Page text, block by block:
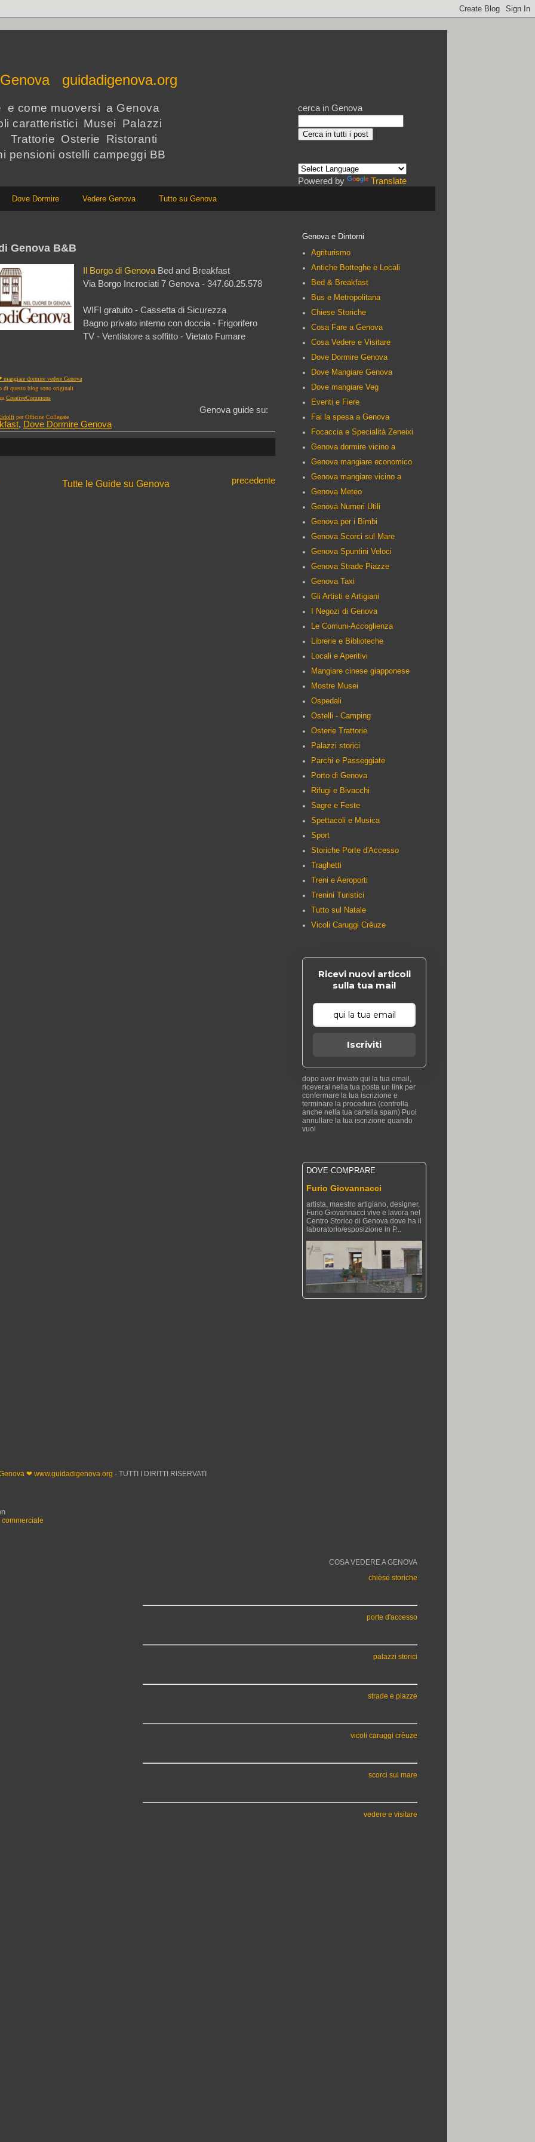
guidadigenova.org
cerca in Genova
Powered by Translate
e come muoversi a Genova
caratteristici Musei Palazzi
Trattorie Osterie Ristoranti
pensioni ostelli campeggi BB
Dove Dormire Vedere Genova Tutto su Genova
Genova B&B
Il Borgo di Genova Bed and Breakfast
Via Borgo Incrociati 7 Genova - 347.60.25.578
WIFI gratuito - Cassetta di Sicurezza
Bagno privato interno con doccia - Frigorifero
TV - Ventilatore a soffitto - Vietato Fumare
dormire vedere Genova
di questo blog sono originali
CreativeCommons
per Officine Collegate
Genova guide su:
, Dove Dormire Genova
precedente
Tutte le Guide su Genova
Genova e Dintorni
Agriturismo
Antiche Botteghe e Locali
Bed & Breakfast
Bus e Metropolitana
Chiese Storiche
Cosa Fare a Genova
Cosa Vedere e Visitare
Dove Dormire Genova
Dove Mangiare Genova
Dove mangiare Veg
Eventi e Fiere
Fai la spesa a Genova
Focaccia e Specialità Zeneixi
Genova dormire vicino a
Genova mangiare economico
Genova mangiare vicino a
Genova Meteo
Genova Numeri Utili
Genova per i Bimbi
Genova Scorci sul Mare
Genova Spuntini Veloci
Genova Strade Piazze
Genova Taxi
Gli Artisti e Artigiani
I Negozi di Genova
Le Comuni-Accoglienza
Librerie e Biblioteche
Locali e Aperitivi
Mangiare cinese giapponese
Mostre Musei
Ospedali
Ostelli - Camping
Osterie Trattorie
Palazzi storici
Parchi e Passeggiate
Porto di Genova
Rifugi e Bivacchi
Sagre e Feste
Spettacoli e Musica
Sport
Storiche Porte d'Accesso
Traghetti
Treni e Aeroporti
Trenini Turistici
Tutto sul Natale
Vicoli Caruggi Crêuze
Ricevi nuovi articoli
sulla tua mail
Iscriviti
dopo aver inviato qui la tua email,
riceverai nella tua posta un link per
confermare la tua iscrizione e
terminare la procedura (controlla
anche nella tua cartella spam) Puoi
annullare la tua iscrizione quando
vuoi
DOVE COMPRARE
Furio Giovannacci
artista, maestro artigiano, designer,
Furio Giovannacci vive e lavora nel
Centro Storico di Genova dove ha il
laboratorio/esposizione in P...
❤ www.guidadigenova.org - TUTTI I DIRITTI RISERVATI
COSA VEDERE A GENOVA
chiese storiche
porte d'accesso
palazzi storici
strade e piazze
vicoli caruggi crêuze
scorci sul mare
vedere e visitare